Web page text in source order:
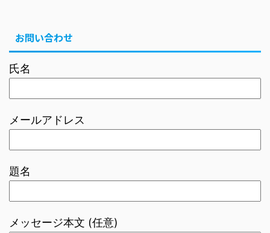
お問い合わせ
氏名
メールアドレス
題名
メッセージ本文 (任意)